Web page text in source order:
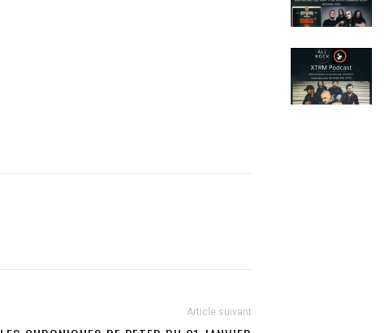
Article suivant